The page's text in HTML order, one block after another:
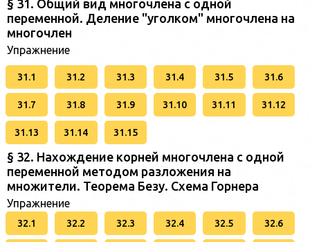
§ 31. Общий вид многочлена с одной
переменной. Деление "уголком" многочлена на
многочлен
Упражнение
31.1 31.2 31.3 31.4 31.5 31.6
31.7 31.8 31.9 31.10 31.11 31.12
31.13 31.14 31.15
§ 32. Нахождение корней многочлена с одной
переменной методом разложения на
множители. Теорема Безу. Схема Горнера
Упражнение
32.1 32.2 32.3 32.4 32.5 32.6